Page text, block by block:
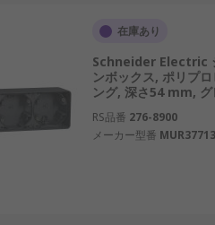
在庫あり
Schneider Electric
ンボックス, ポリプ
ング, 深さ54 mm,
RS品番 276-8900
メーカー型番 MUR37713